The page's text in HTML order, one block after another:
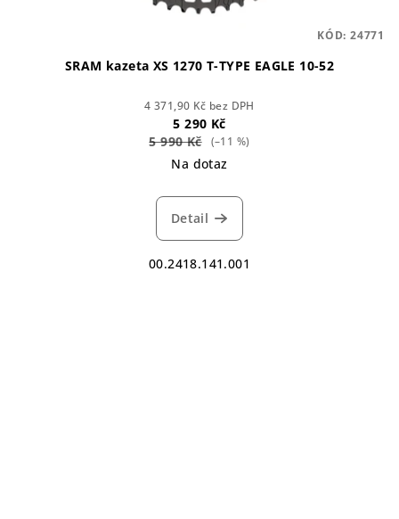
SRAM kazeta XS 1270 T-TYPE EAGLE 10-52
4 371,90 Kč bez DPH
5 290 Kč
5 990 Kč
(–11 %)
Na dotaz
Detail
00.2418.141.001
KÓD: 24771